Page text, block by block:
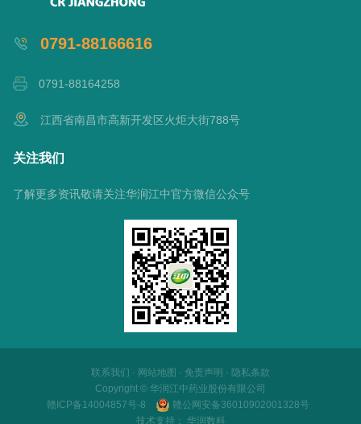
0791-88166616
0791-88164258
江西省南昌市高新开发区火炬大街788号
关注我们
了解更多资讯敬请关注华润江中官方微信公众号
联系我们 · 网站地图 · 免责声明 · 隐私条款
Copyright © 华润江中药业股份有限公司
赣ICP备14004857号-8
赣公网安备36010902001328号
技术支持： 华润数科